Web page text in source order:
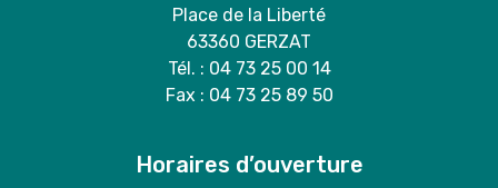
Place de la Liberté
63360 GERZAT
Tél. : 04 73 25 00 14
Fax : 04 73 25 89 50
Horaires d’ouverture